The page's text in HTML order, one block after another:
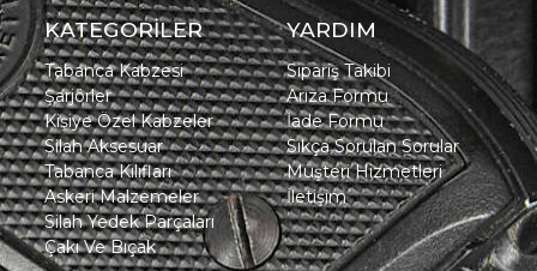
KATEGORİLER
Tabanca Kabzesi
Şarjörler
Kişiye Özel Kabzeler
Silah Aksesuar
Tabanca Kılıfları
Askeri Malzemeler
Silah Yedek Parçaları
Çakı Ve Bıçak
YARDIM
Sipariş Takibi
Arıza Formu
İade Formu
Sıkça Sorulan Sorular
Müşteri Hizmetleri
İletişim